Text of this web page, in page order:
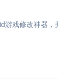
游戏修改神器，